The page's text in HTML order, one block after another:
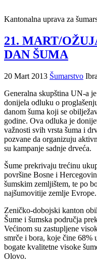
Kantonalna uprava za
21. MART/
DAN ŠUMA
20 Mart 2013 Šumarstvo
Generalna skupština UN-a
donijela odluku o
danom šuma koji se
godine. Ova odluka je
važnosti svih vrsta šuma i
pozvane da organizuju
su kampanje sadnje drveća.
Šume prekrivaju trećinu
površine Bosne i
šumskim zemljištem, te po
najšumovitije zemlje Evrope.
Zeničko-dobojski kanton
Šume i šumska područja
Većinom su zastupljene
smrče i bora, koje čine 68%
bogate kvalitetne visoke
Olovo.